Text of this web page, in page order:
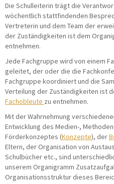
Die Schulleiterin trägt die
wöchentlich stattfindenden
Vertreterin und dem Team der
der Zuständigkeiten ist dem
entnehmen.
Jede Fachgruppe wird von einem
geleitet, der oder die die
Fachgruppe koordiniert und die
Verteilung der Zuständigkeiten ist
Fachobleute zu entnehmen.
Mit der Wahrnehmung
Entwicklung des Medien-,
Förderkonzeptes (Konzepte), der
Eltern, der Organisation von
Schulbücher etc., sind
unserem Organigramm
Organisationsstruktur dieses